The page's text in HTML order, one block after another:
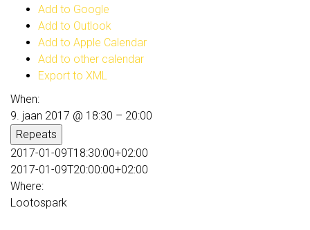
Add to Google
Add to Outlook
Add to Apple Calendar
Add to other calendar
Export to XML
When:
9. jaan 2017 @ 18:30 – 20:00
Repeats
2017-01-09T18:30:00+02:00
2017-01-09T20:00:00+02:00
Where:
Lootospark